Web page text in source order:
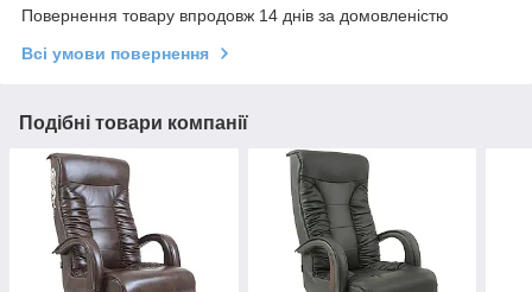
Повернення товару впродовж 14 днів за домовленістю
Всі умови повернення
Подібні товари компанії